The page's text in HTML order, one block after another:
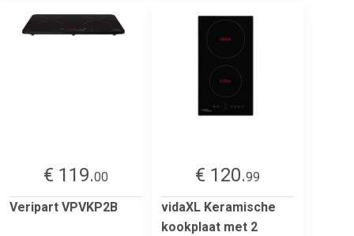
€ 119.00
Veripart VPVKP2B
€ 120.99
vidaXL Keramische
kookplaat met 2